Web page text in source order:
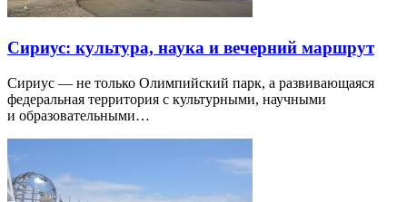
Сириус: культура, наука и вечерний маршрут
Сириус — не только Олимпийский парк, а развивающаяся
федеральная территория с культурными, научными
и образовательными…